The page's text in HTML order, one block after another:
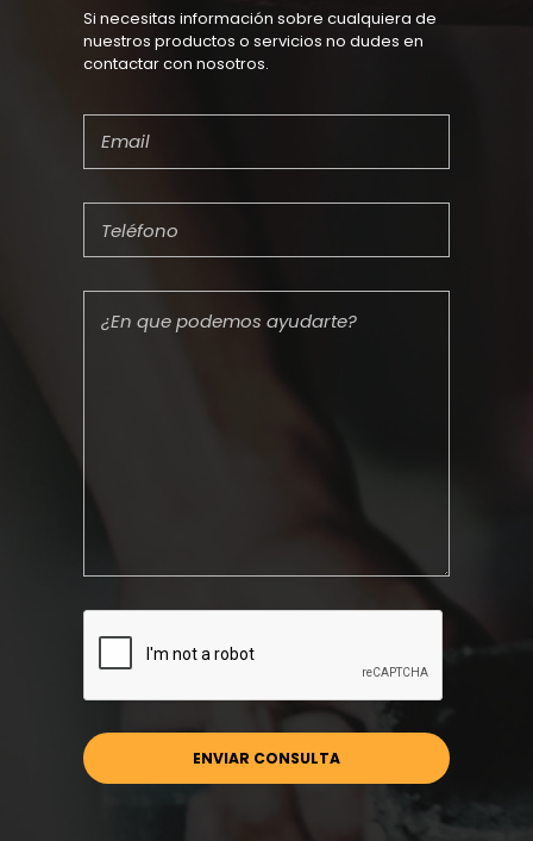
Si necesitas información sobre cualquiera de
nuestros productos o servicios no dudes en
contactar con nosotros.